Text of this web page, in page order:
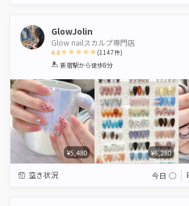
GlowJolin
Glow nailスカルプ専門店
4.8
1 2 3 4 5
(1147件)
新宿駅から徒歩8分
¥5,480 ¥6,280
空き状況 今日 ◯